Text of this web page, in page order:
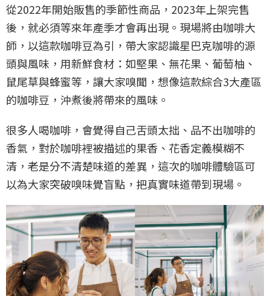
從2022年開始販售的季節性商品，2023年上架完售
後，就必須等來年產季才會再出現。現場將由咖啡大
師，以這款咖啡豆為引，帶大家認識星巴克咖啡的源
頭與風味，用新鮮食材：如堅果、無花果、葡萄柚、
鼠尾草與蜂蜜等，讓大家嗅聞，想像這款綜合3大產區
的咖啡豆，沖煮後將帶來的風味。
很多人喝咖啡，會覺得自己舌頭太拙、品不出咖啡的
香氣，對於咖啡裡被描述的果香、花香定義模糊不
清，老是分不清楚味道的差異，這次的咖啡體驗區可
以為大家突破嗅味覺盲點，把真實味道帶到現場。